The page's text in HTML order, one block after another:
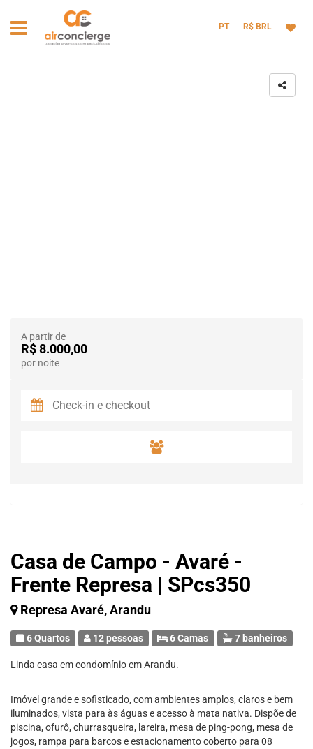
PT R$ BRL
Casa de Campo - Avaré -
Frente Represa | SPcs350
Represa Avaré, Arandu
6 Quartos 12 pessoas 6 Camas 7 banheiros
Linda casa em condomínio em Arandu.
Imóvel grande e sofisticado, com ambientes amplos, claros e bem
iluminados, vista para às águas e acesso à mata nativa. Dispõe de
piscina, ofurô, churrasqueira, lareira, mesa de ping-pong, mesa de
jogos, rampa para barcos e estacionamento coberto para 08
A partir de
R$ 8.000,00
por noite